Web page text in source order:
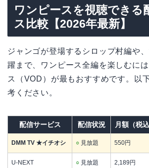
ワンピースを視聴できる
ス比較【2026年最新】
ジャンゴが登場するシロップ村編や
躍まで、ワンピース全編を楽しむに
ス（VOD）が最もおすすめです。以
考ください。
配信サービス 配信状況 月額（税込
DMM TV ★イチオシ ○ 見放題 550円
U-NEXT ○ 見放題 2,189円